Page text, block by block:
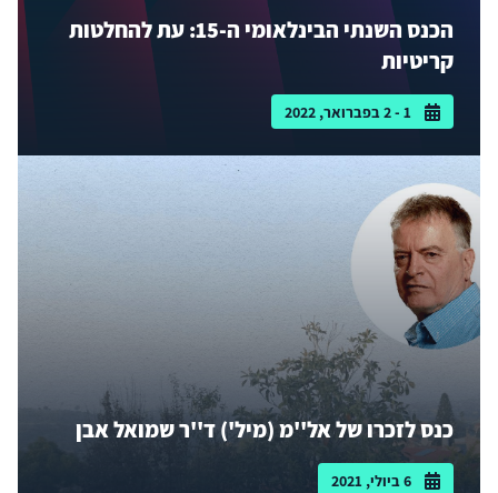
הכנס השנתי הבינלאומי ה-15: עת להחלטות
קריטיות
1 - 2 בפברואר, 2022
כנס לזכרו של אל''מ (מיל') ד''ר שמואל אבן
6 ביולי, 2021